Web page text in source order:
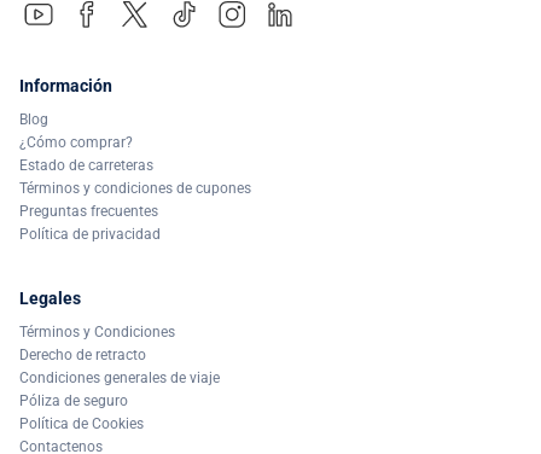
Información
Blog
¿Cómo comprar?
Estado de carreteras
Términos y condiciones de cupones
Preguntas frecuentes
Política de privacidad
Legales
Términos y Condiciones
Derecho de retracto
Condiciones generales de viaje
Póliza de seguro
Política de Cookies
Contactenos